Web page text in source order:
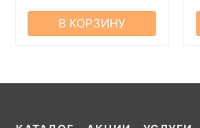
В КОРЗИНУ